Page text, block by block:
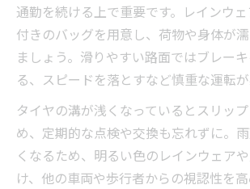
通勤を続ける上で重要です。レインウ
付きのバッグを用意し、荷物や身体が
ましょう。滑りやすい路面ではブレー
る、スピードを落とすなど慎重な運転が
タイヤの溝が浅くなっているとスリッ
め、定期的な点検や交換も忘れずに。
くなるため、明るい色のレインウェア
け、他の車両や歩行者からの視認性を